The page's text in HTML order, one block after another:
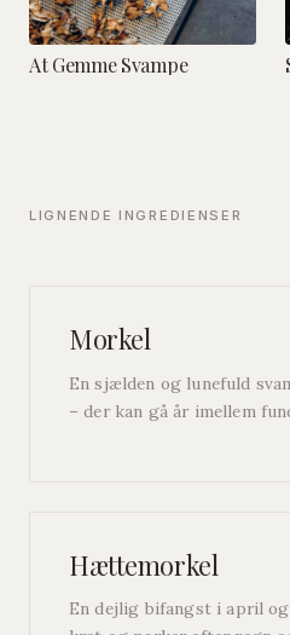
At Gemme Svampe
LIGNENDE INGREDIENSER
Morkel
En sjælden og lunefuld
– der kan gå år imellem
Hættemorkel
En dejlig bifangst i april